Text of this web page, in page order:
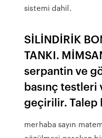
sistemi dahil.
SİLİNDİRİK
TANKI.
serpantin ve
basınç
geçirilir. Talep
merhaba sayın